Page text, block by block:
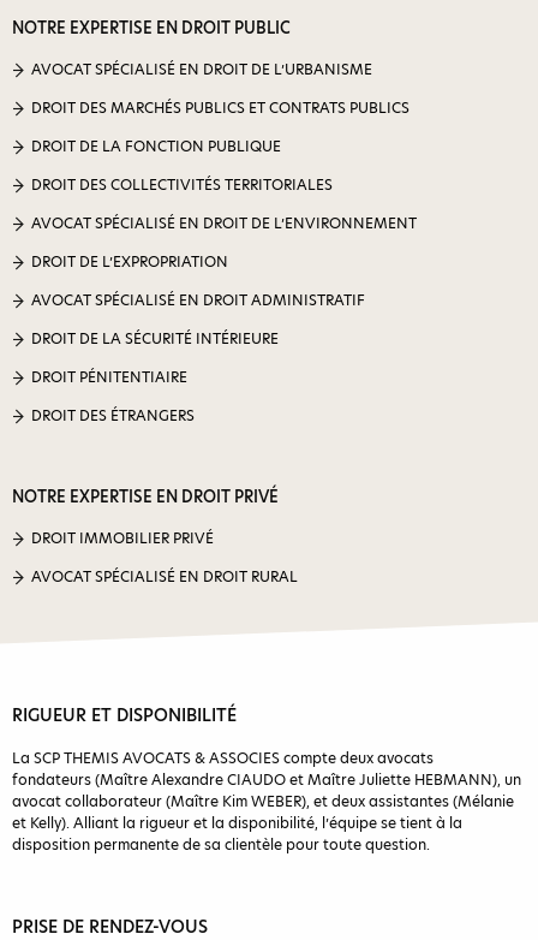
NOTRE EXPERTISE EN DROIT PUBLIC
AVOCAT SPÉCIALISÉ EN DROIT DE L’URBANISME
DROIT DES MARCHÉS PUBLICS ET CONTRATS PUBLICS
DROIT DE LA FONCTION PUBLIQUE
DROIT DES COLLECTIVITÉS TERRITORIALES
AVOCAT SPÉCIALISÉ EN DROIT DE L’ENVIRONNEMENT
DROIT DE L’EXPROPRIATION
AVOCAT SPÉCIALISÉ EN DROIT ADMINISTRATIF
DROIT DE LA SÉCURITÉ INTÉRIEURE
DROIT PÉNITENTIAIRE
DROIT DES ÉTRANGERS
NOTRE EXPERTISE EN DROIT PRIVÉ
DROIT IMMOBILIER PRIVÉ
AVOCAT SPÉCIALISÉ EN DROIT RURAL
RIGUEUR ET DISPONIBILITÉ
La SCP THEMIS AVOCATS & ASSOCIES compte deux avocats
fondateurs (Maître Alexandre CIAUDO et Maître Juliette HEBMANN), un
avocat collaborateur (Maître Kim WEBER), et deux assistantes (Mélanie
et Kelly). Alliant la rigueur et la disponibilité, l’équipe se tient à la
disposition permanente de sa clientèle pour toute question.
PRISE DE RENDEZ-VOUS